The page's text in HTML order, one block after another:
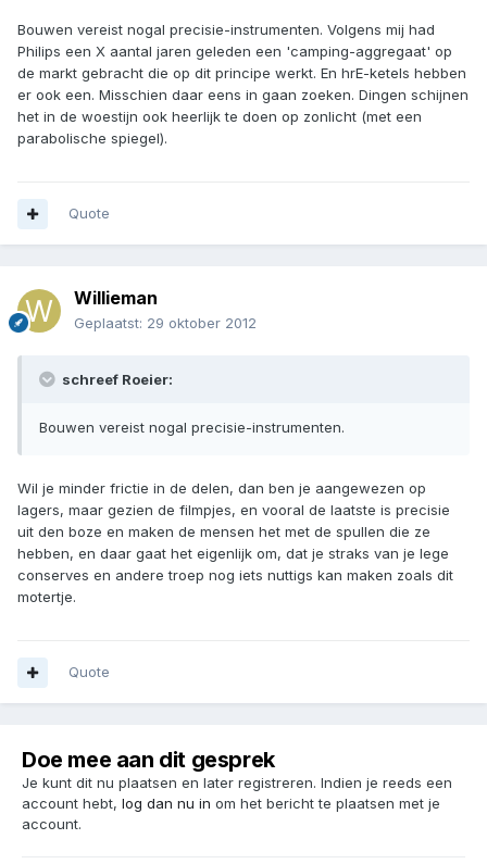
Bouwen vereist nogal precisie-instrumenten. Volgens mij had
Philips een X aantal jaren geleden een 'camping-aggregaat' op
de markt gebracht die op dit principe werkt. En hrE-ketels hebben
er ook een. Misschien daar eens in gaan zoeken. Dingen schijnen
het in de woestijn ook heerlijk te doen op zonlicht (met een
parabolische spiegel).
Quote
Willieman
Geplaatst: 29 oktober 2012
schreef Roeier:
Bouwen vereist nogal precisie-instrumenten.
Wil je minder frictie in de delen, dan ben je aangewezen op
lagers, maar gezien de filmpjes, en vooral de laatste is precisie
uit den boze en maken de mensen het met de spullen die ze
hebben, en daar gaat het eigenlijk om, dat je straks van je lege
conserves en andere troep nog iets nuttigs kan maken zoals dit
motertje.
Quote
Doe mee aan dit gesprek
Je kunt dit nu plaatsen en later registreren. Indien je reeds een
account hebt, log dan nu in om het bericht te plaatsen met je
account.